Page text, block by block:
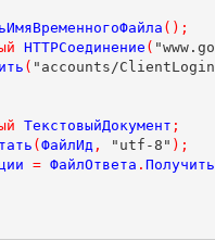
();
HTTPСоединение (
( "accounts/
ТекстовыйДокумент ;
(ФайлИд , "utf-8" );
= ФайлОтвета .